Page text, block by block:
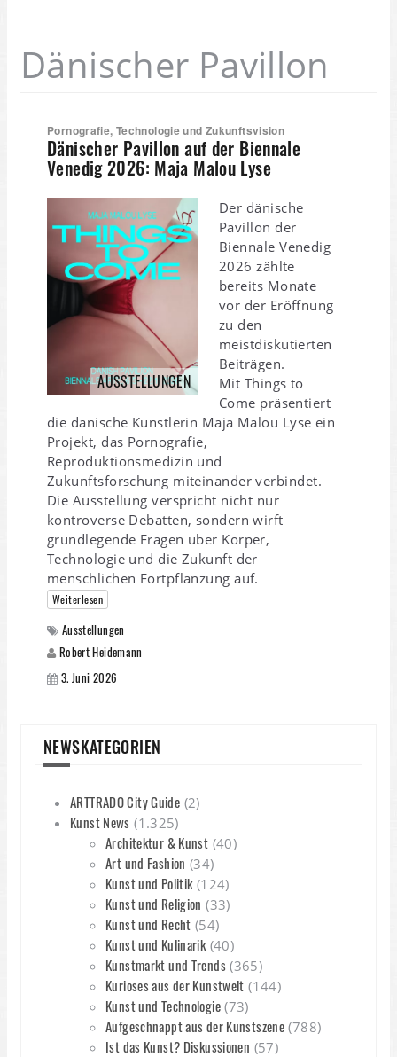
Dänischer Pavillon
Pornografie, Technologie und Zukunftsvision
Dänischer Pavillon auf der Biennale
Venedig 2026: Maja Malou Lyse
AUSSTELLUNGEN
Der dänische
Pavillon der
Biennale Venedig
2026 zählte
bereits Monate
vor der Eröffnung
zu den
meistdiskutierten
Beiträgen.
Mit Things to
Come präsentiert
die dänische Künstlerin Maja Malou Lyse ein
Projekt, das Pornografie,
Reproduktionsmedizin und
Zukunftsforschung miteinander verbindet.
Die Ausstellung verspricht nicht nur
kontroverse Debatten, sondern wirft
grundlegende Fragen über Körper,
Technologie und die Zukunft der
menschlichen Fortpflanzung auf.
Weiterlesen
Ausstellungen
Robert Heidemann
3. Juni 2026
NEWSKATEGORIEN
ARTTRADO City Guide (2)
Kunst News (1.325)
Architektur & Kunst (40)
Art und Fashion (34)
Kunst und Politik(124)
Kunst und Religion (33)
Kunst und Recht (54)
Kunst und Kulinarik(40)
Kunstmarkt und Trends(365)
Kurioses aus der Kunstwelt (144)
Kunst und Technologie(73)
Aufgeschnappt aus der Kunstszene (788)
Ist das Kunst? Diskussionen (57)